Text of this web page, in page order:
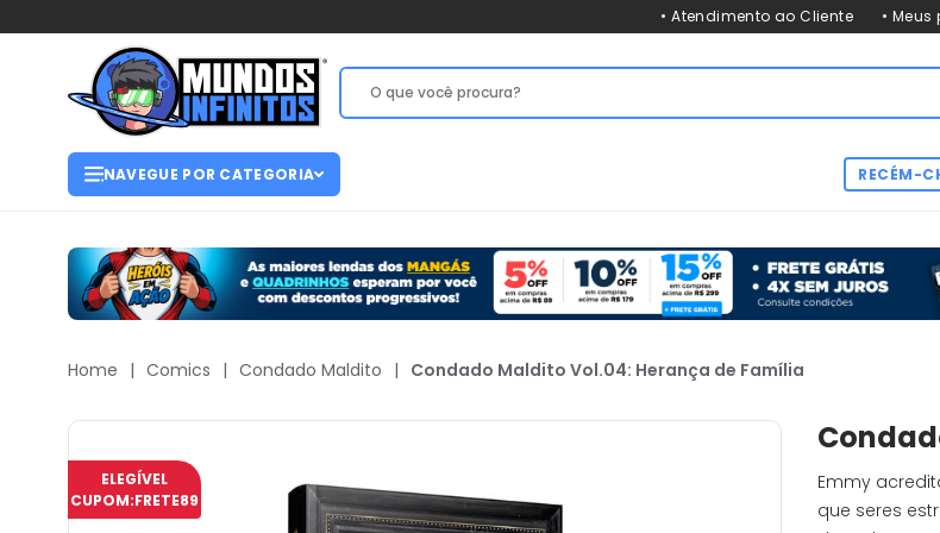
• Atendimento ao Cliente •
NAVEGUE POR CATEGORIA RECÉM-
Home | Comics | Condado Maldito | Condado Maldito Vol.04: Herança de Família
ELEGÍVEL
CUPOM:FRETE89
Emmy
que seres